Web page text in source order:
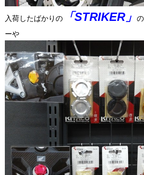
入荷したばかりの 「STRIKER」
ーや